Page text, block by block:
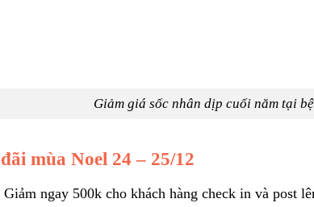
Giảm giá sốc nhân dịp cuối năm tại
mùa Noel 24 – 25/12
Giảm ngay 500k cho khách hàng check in và post